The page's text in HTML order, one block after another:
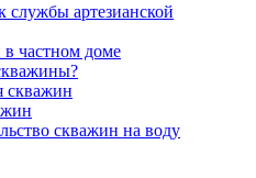
артезианской
частном доме
скважин
скважин на воду